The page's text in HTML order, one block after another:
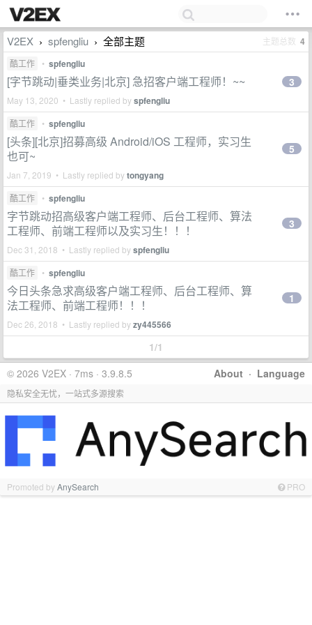
V2EX › spfengliu › 全部主题 主题总数 4
酷工作 • spfengliu
[字节跳动|垂类业务|北京] 急招客户端工程师！~~
May 13, 2020 • Lastly replied byspfengliu
3
酷工作 • spfengliu
[头条][北京]招募高级 Android/iOS 工程师，实习生
也可~
Jan 7, 2019 • Lastly replied bytongyang
5
酷工作 • spfengliu
字节跳动招高级客户端工程师、后台工程师、算法
工程师、前端工程师以及实习生！！！
Dec 31, 2018 • Lastly replied byspfengliu
3
酷工作 • spfengliu
今日头条急求高级客户端工程师、后台工程师、算
法工程师、前端工程师！！！
Dec 26, 2018 • Lastly replied byzy445566
1
1/1
About · Language
© 2026 V2EX · 7ms · 3.9.8.5
隐私安全无忧，一站式多源搜索
Promoted byAnySearch PRO